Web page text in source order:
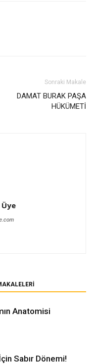
Sonraki Makale
DAMAT BURAK PAŞA
HÜKÜMETİ
Üye
Anatomisi
Sabır Dönemi!